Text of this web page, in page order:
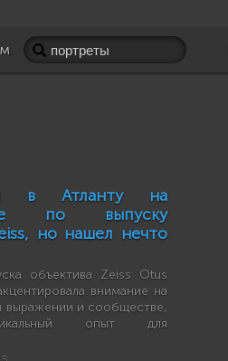
в Атланту на
по выпуску
но нашел нечто
объектива Zeiss Otus
внимание на
выражении и сообществе,
опыт для